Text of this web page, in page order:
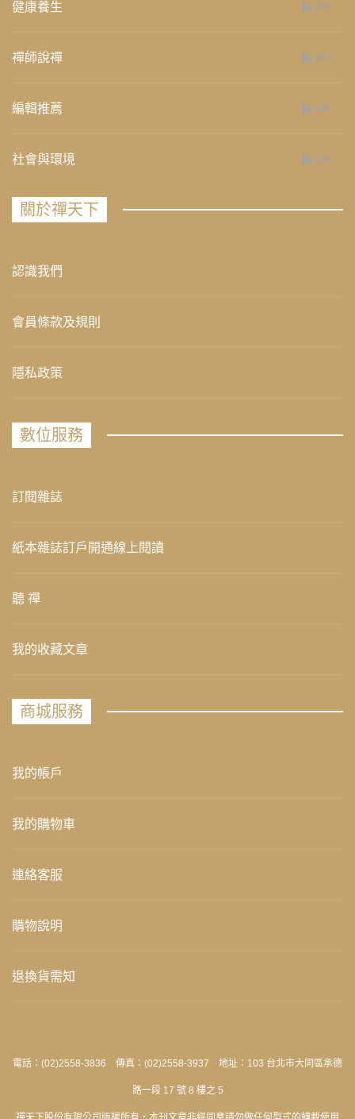
健康養生 276
禪師說禪 267
編輯推薦 236
社會與環境 235
關於禪天下
認識我們
會員條款及規則
隱私政策
數位服務
訂閱雜誌
紙本雜誌訂戶開通線上閱讀
聽 禪
我的收藏文章
商城服務
我的帳戶
我的購物車
連絡客服
購物說明
退換貨需知
電話：(02)2558-3836 傳真：(02)2558-3937 地址：103 台北市大同區承德
路一段 17 號 8 樓之 5